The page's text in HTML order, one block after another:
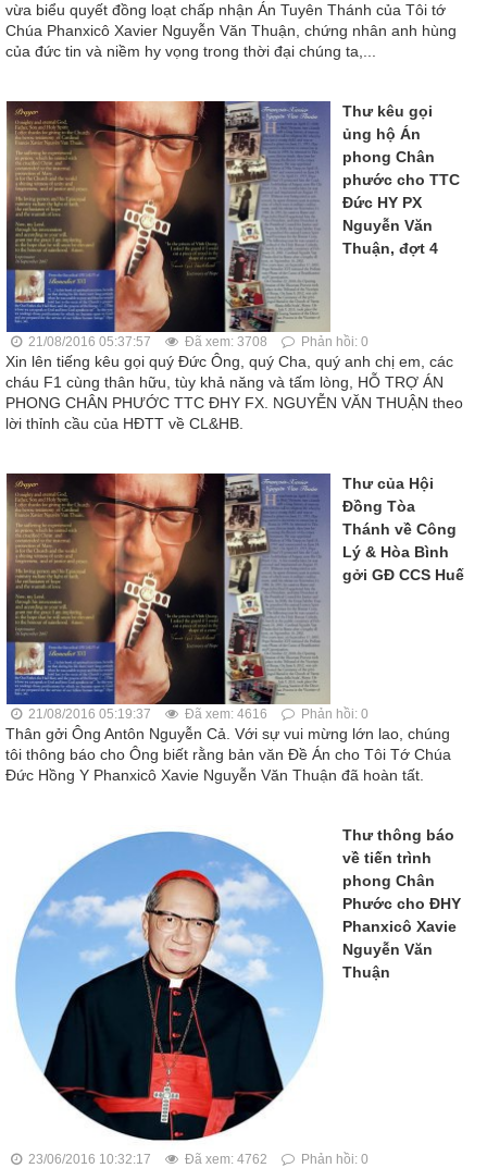
vừa biểu quyết đồng loạt chấp nhận Án Tuyên Thánh của Tôi tớ
Chúa Phanxicô Xavier Nguyễn Văn Thuận, chứng nhân anh hùng
của đức tin và niềm hy vọng trong thời đại chúng ta,...
Thư kêu gọi
ủng hộ Án
phong Chân
phước cho TTC
Đức HY PX
Nguyễn Văn
Thuận, đợt 4
21/08/2016 05:37:57 Đã xem: 3708 Phản hồi: 0
Xin lên tiếng kêu gọi quý Đức Ông, quý Cha, quý anh chị em, các
cháu F1 cùng thân hữu, tùy khả năng và tấm lòng, HỖ TRỢ ÁN
PHONG CHÂN PHƯỚC TTC ĐHY FX. NGUYỄN VĂN THUẬN theo
lời thỉnh cầu của HĐTT về CL&HB.
Thư của Hội
Đồng Tòa
Thánh về Công
Lý & Hòa Bình
gởi GĐ CCS Huế
21/08/2016 05:19:37 Đã xem: 4616 Phản hồi: 0
Thân gởi Ông Antôn Nguyễn Cả. Với sự vui mừng lớn lao, chúng
tôi thông báo cho Ông biết rằng bản văn Đề Án cho Tôi Tớ Chúa
Đức Hồng Y Phanxicô Xavie Nguyễn Văn Thuận đã hoàn tất.
Thư thông báo
về tiến trình
phong Chân
Phước cho ĐHY
Phanxicô Xavie
Nguyễn Văn
Thuận
23/06/2016 10:32:17 Đã xem: 4762 Phản hồi: 0